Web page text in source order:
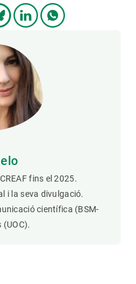
fins el 2025.
i la seva divulgació.
científica (BSM-